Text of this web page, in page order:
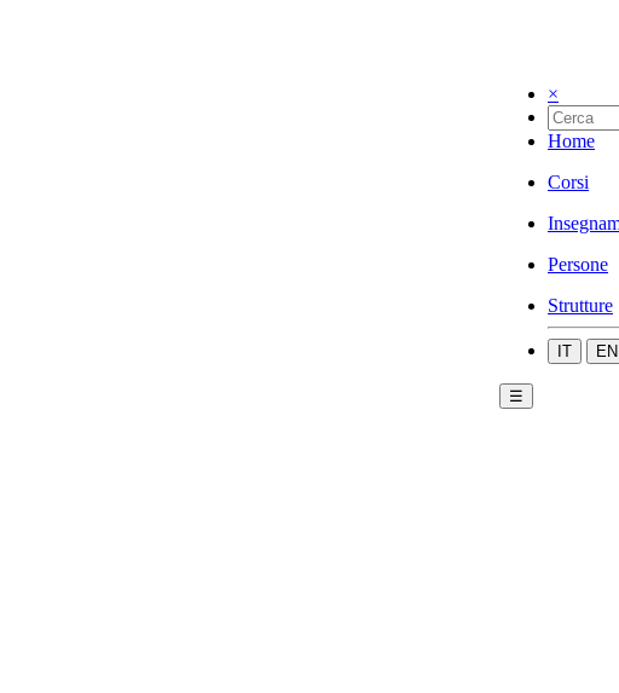
×
Home
Corsi
Persone
Strutture
IT EN
☰